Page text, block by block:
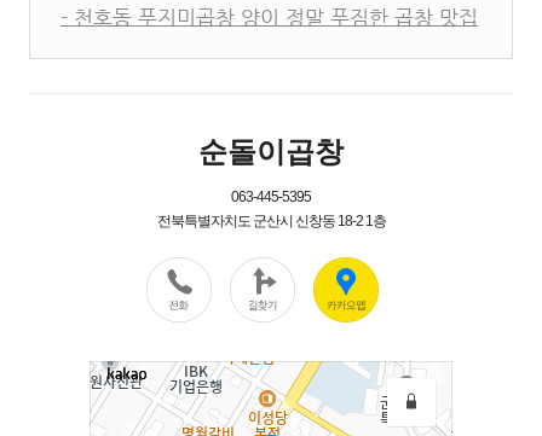
- 천호동 푸지미곱창 양이 정말 푸짐한 곱창 맛집